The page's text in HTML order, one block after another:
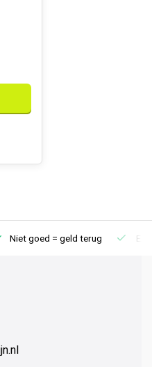
Niet goed = geld terug